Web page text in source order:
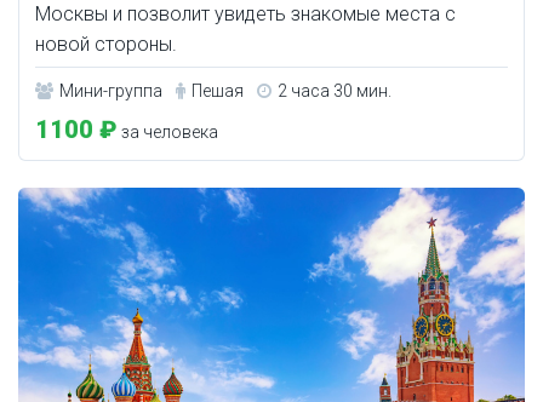
Москвы и позволит увидеть знакомые места с
новой стороны.
Мини-группа Пешая 2 часа 30 мин.
1100 ₽ за человека